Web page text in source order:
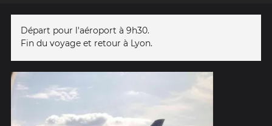
Départ pour l'aéroport à 9h30.
Fin du voyage et retour à Lyon.